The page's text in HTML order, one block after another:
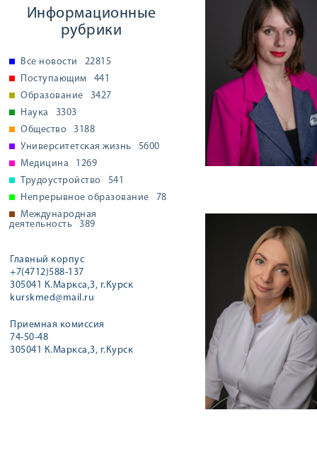
Информационные
рубрики
Все новости
22815
Поступающим
441
Образование
3427
Наука
3303
Общество
3188
Университетская жизнь
5600
Медицина
1269
Трудоустройство
541
Непрерывное образование
78
Международная
деятельность
389
Главный корпус
+7(4712)588-137
305041 К.Маркса,3, г.Курск
kurskmed@mail.ru
Приемная комиссия
74-50-48
305041 К.Маркса,3, г.Курск